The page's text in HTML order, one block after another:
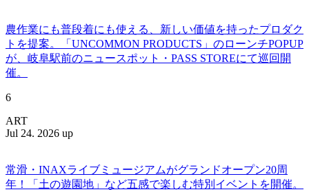
農作業にも普段着にも使える、新しい価値を持ったプロダク
トを提案。「UNCOMMON PRODUCTS」のローンチPOPUP
が、岐阜駅前のニュースポット・PASS STOREにて巡回開
催。
6
ART
Jul 24. 2026 up
常滑・INAXライブミュージアムがグランドオープン20周
年！「土の遊園地」など五感で楽しむ特別イベントを開催。